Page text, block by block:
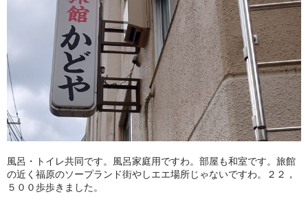
風呂・トイレ共同です。風呂家庭用ですわ。部屋も和室です。旅館
の近く福原のソープランド街やしエエ場所じゃないですわ。２２，
５００歩歩きました。